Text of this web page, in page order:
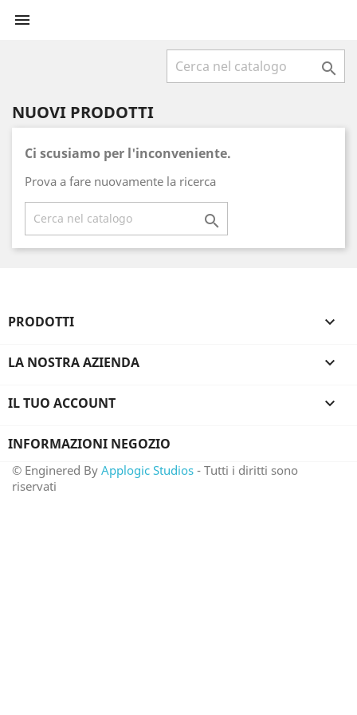


NUOVI PRODOTTI
Ci scusiamo per l'inconveniente.
Prova a fare nuovamente la ricerca

PRODOTTI 
LA NOSTRA AZIENDA 
IL TUO ACCOUNT 
INFORMAZIONI NEGOZIO
© Enginered By Applogic Studios - Tutti i diritti sono
riservati